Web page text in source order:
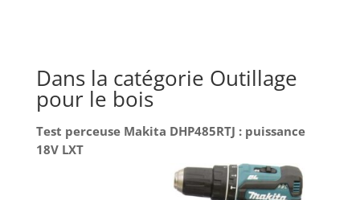
Dans la catégorie Outillage
pour le bois
Test perceuse Makita DHP485RTJ : puissance
18V LXT